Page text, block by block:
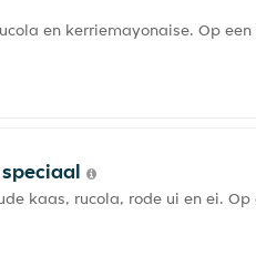
en kerriemayonaise. Op
kaas, rucola, rode ui en ei.